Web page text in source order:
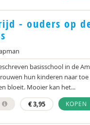
- ouders op
basisschool in de
hun kinderen naar
bloeit. Mooier kan het...
€3,95 KOPEN